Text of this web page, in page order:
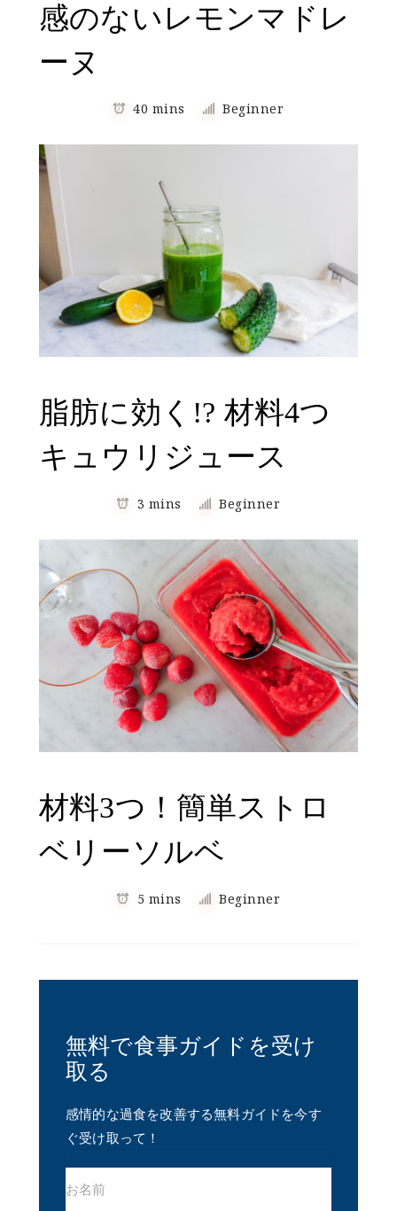
感のないレモンマドレ
ーヌ
40 mins Beginner
脂肪に効く!? 材料4つ
キュウリジュース
3 mins Beginner
材料3つ！簡単ストロ
ベリーソルベ
5 mins Beginner
無料で食事ガイドを受け
取る
感情的な過食を改善する無料ガイドを今す
ぐ受け取って！